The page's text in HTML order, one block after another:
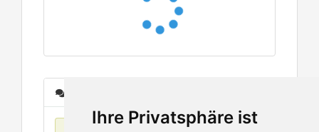
Ihre Privatsphäre ist